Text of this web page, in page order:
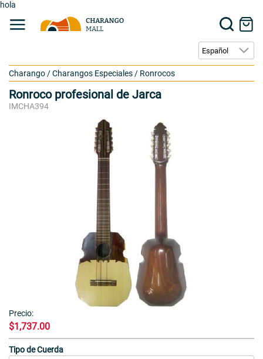
hola
Charango /Charangos Especiales / Ronrocos
Ronroco profesional de Jarca
IMCHA394
Precio:
$1,737.00
Tipo de Cuerda